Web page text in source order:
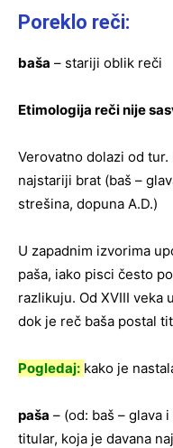
Poreklo reči:
baša – stariji oblik reči
Etimologija reči nije
Verovatno dolazi od
najstariji brat (baš –
strešina, dopuna A.D.)
U zapadnim izvorima
paša, iako pisci često
razlikuju. Od XVIII veka
dok je reč baša postal
Pogledaj: kako je
paša – (od: baš – glava
titular, koja je davana